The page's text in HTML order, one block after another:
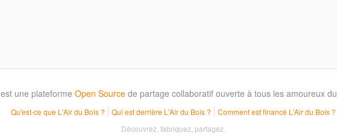
est une plateforme Open Source de partage collaboratif ouverte à tous les amoureux du
Qu'est-ce que L'Air du Bois ? Qui est derrière L'Air du Bois ?
Comment est financé L'Air du Bois ?
Découvrez, fabriquez, partagez.